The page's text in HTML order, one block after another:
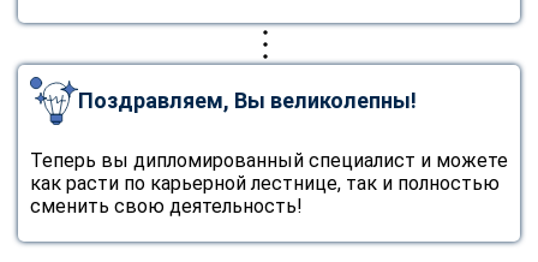
Поздравляем, Вы великолепны!
Теперь вы дипломированный специалист и можете
как расти по карьерной лестнице, так и полностью
сменить свою деятельность!